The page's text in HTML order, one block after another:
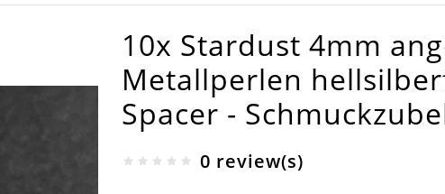
10x Stardust 4mm
Metallperlen
Spacer -
0 review(s)